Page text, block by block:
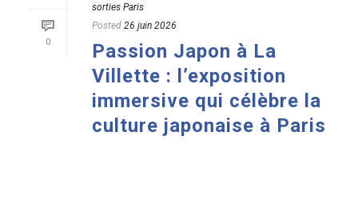
0
sorties Paris
Posted 26 juin 2026
Passion Japon à La
Villette : l’exposition
immersive qui célèbre la
culture japonaise à Paris